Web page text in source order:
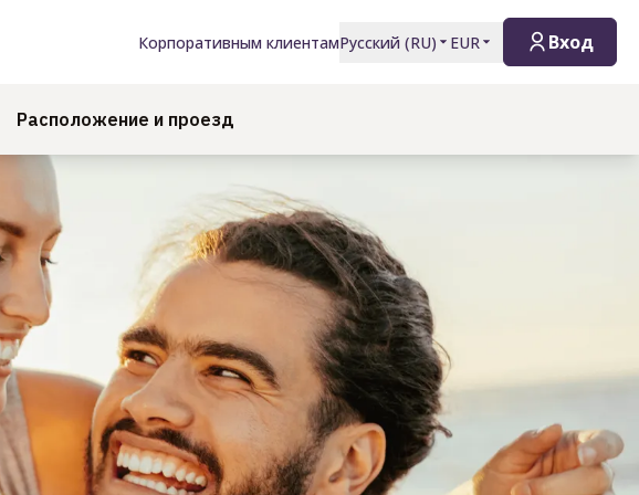
Корпоративным клиентамРусский (RU) EUR Вход
Расположение и проезд